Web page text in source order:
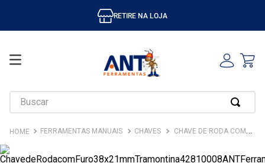
RETIRE NA LOJA
Buscar
FERRAMENTAS MANUAIS CHAVES CHAVE DE RODA COM FURO 38X21MM TRAMONTINA 42810008